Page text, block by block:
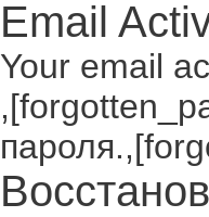
Email
Your email